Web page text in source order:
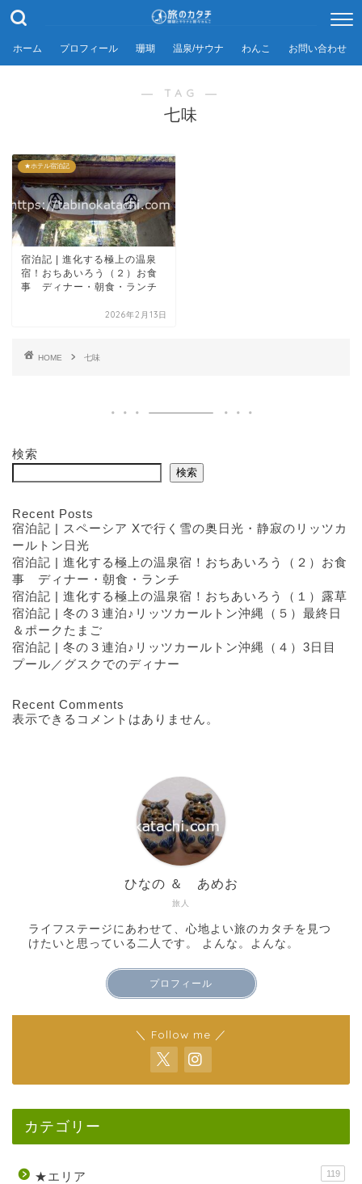
ホーム プロフィール 珊瑚 温泉/サウナ わんこ お問い合わせ
― TAG ―
七味
★ホテル宿泊記
宿泊記 | 進化する極上の温泉
宿！おちあいろう（２）お食
事 ディナー・朝食・ランチ
2026年2月13日
HOME 七味
検索
検索
Recent Posts
宿泊記 | スペーシア Xで行く雪の奥日光・静寂のリッツカ
ールトン日光
宿泊記 | 進化する極上の温泉宿！おちあいろう（２）お食
事 ディナー・朝食・ランチ
宿泊記 | 進化する極上の温泉宿！おちあいろう（１）露草
宿泊記 | 冬の３連泊♪リッツカールトン沖縄（５）最終日
＆ポークたまご
宿泊記 | 冬の３連泊♪リッツカールトン沖縄（４）3日目
プール／グスクでのディナー
Recent Comments
表示できるコメントはありません。
旅人
ひなの ＆ あめお
ライフステージにあわせて、心地よい旅のカタチを見つ
けたいと思っている二人です。 よんな。よんな。
プロフィール
＼ Follow me ／
カテゴリー
★エリア 119